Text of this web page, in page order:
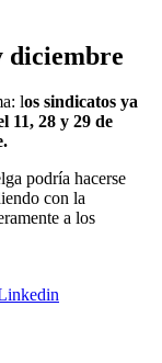
diciembre
los sindicatos ya
11, 28 y 29 de
podría hacerse
con la
a los